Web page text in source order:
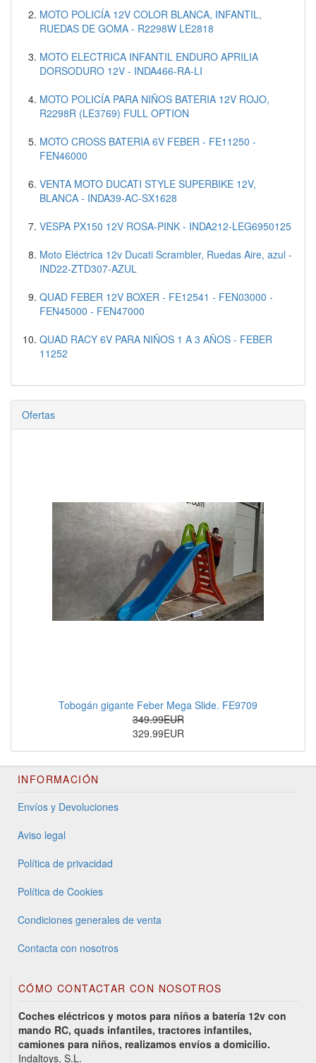
MOTO POLICÍA 12V COLOR BLANCA, INFANTIL,
RUEDAS DE GOMA - R2298W LE2818
MOTO ELECTRICA INFANTIL ENDURO APRILIA
DORSODURO 12V - INDA466-RA-LI
MOTO POLICÍA PARA NIÑOS BATERIA 12V ROJO,
R2298R (LE3769) FULL OPTION
MOTO CROSS BATERIA 6V FEBER - FE11250 -
FEN46000
VENTA MOTO DUCATI STYLE SUPERBIKE 12V,
BLANCA - INDA39-AC-SX1628
VESPA PX150 12V ROSA-PINK - INDA212-LEG6950125
Moto Eléctrica 12v Ducati Scrambler, Ruedas Aire, azul -
IND22-ZTD307-AZUL
QUAD FEBER 12V BOXER - FE12541 - FEN03000 -
FEN45000 - FEN47000
QUAD RACY 6V PARA NIÑOS 1 A 3 AÑOS - FEBER
11252
Ofertas
Tobogán gigante Feber Mega Slide. FE9709
349.99EUR
329.99EUR
INFORMACIÓN
Envíos y Devoluciones
Aviso legal
Política de privacidad
Política de Cookies
Condiciones generales de venta
Contacta con nosotros
CÓMO CONTACTAR CON NOSOTROS
Coches eléctricos y motos para niños a batería 12v con
mando RC, quads infantiles, tractores infantiles,
camiones para niños, realizamos envíos a domicilio.
Indaltoys, S.L.